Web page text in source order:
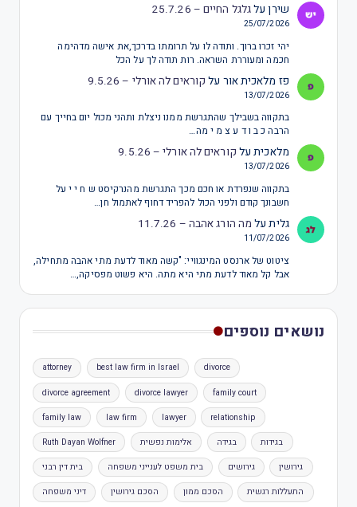
שירןעלגלגל החיים – 25.7.26
25/07/2026
יהי זכרו ברוך. ותודה לו על תרומתו בדרכך,את אישה מדהימה
חכמה ומעוררת השראה. רות תודה לך על הכל
פז מלאכית אור על קוראים לה אורלי – 9.5.26
13/07/2026
בתקווה בשבילך שהתגרשת ממנו ניצלת ותהני מכול יום בחייך עם
הרבה כ ב ו ד ע צ מ י מה…
מלאכיתעל קוראים לה אורלי – 9.5.26
13/07/2026
בתקווה שנפרדת או חכם מכך התגרשת מהנרקיסט ש ח י י על
חשבונך קודם ולפני הכול להפריד דחוף לאתמול חן…
גליתעל מה הורג אהבה – 11.7.26
11/07/2026
ציטוט של ארנסט המינגוויי: "קשה מאוד לדעת מתי אהבה מתחילה,
אבל קל מאוד לדעת מתי היא מתה. היא פשוט מפסיקה,…
נושאים נוספים
attorney best law firm in Israel divorce
divorce agreement divorce lawyer family court
family law law firm lawyer relationship
Ruth Dayan Wolfner אלימות נפשית בגידה בגידות
בית דין רבני בית משפט לענייני משפחה גירושים גירושין
דיני משפחה הסכם גירושין הסכם ממון התעללות רגשית